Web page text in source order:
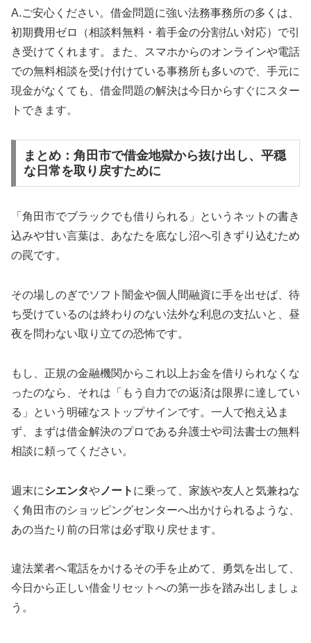
A.ご安心ください。借金問題に強い法務事務所の多くは、
初期費用ゼロ（相談料無料・着手金の分割払い対応）で引
き受けてくれます。また、スマホからのオンラインや電話
での無料相談を受け付けている事務所も多いので、手元に
現金がなくても、借金問題の解決は今日からすぐにスター
トできます。
まとめ：角田市で借金地獄から抜け出し、平穏
な日常を取り戻すために
「角田市でブラックでも借りられる」というネットの書き
込みや甘い言葉は、あなたを底なし沼へ引きずり込むため
の罠です。
その場しのぎでソフト闇金や個人間融資に手を出せば、待
ち受けているのは終わりのない法外な利息の支払いと、昼
夜を問わない取り立ての恐怖です。
もし、正規の金融機関からこれ以上お金を借りられなくな
ったのなら、それは「もう自力での返済は限界に達してい
る」という明確なストップサインです。一人で抱え込ま
ず、まずは借金解決のプロである弁護士や司法書士の無料
相談に頼ってください。
週末にシエンタや ノート に乗って、家族や友人と気兼ねな
く角田市のショッピングセンターへ出かけられるような、
あの当たり前の日常は必ず取り戻せます。
違法業者へ電話をかけるその手を止めて、勇気を出して、
今日から正しい借金リセットへの第一歩を踏み出しましょ
う。